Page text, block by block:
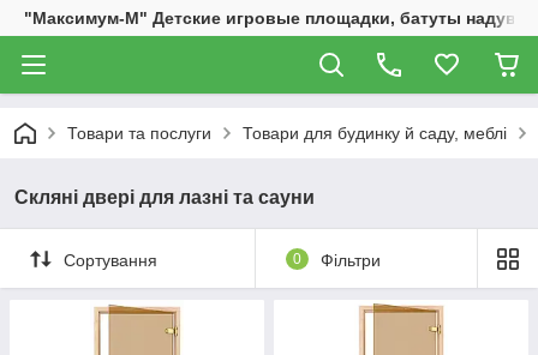
"Максимум-М" Детские игровые площадки, батуты
Товари та послуги Товари для будинку й саду, меблі
Скляні двері для лазні та сауни
Сортування 0 Фільтри